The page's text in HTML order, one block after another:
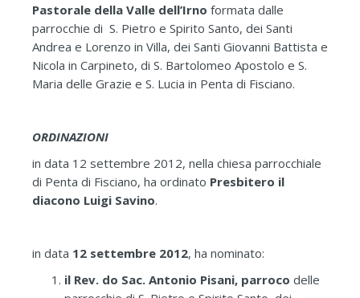
Pastorale della Valle dell’Irno formata dalle
parrocchie di S. Pietro e Spirito Santo, dei Santi
Andrea e Lorenzo in Villa, dei Santi Giovanni Battista e
Nicola in Carpineto, di S. Bartolomeo Apostolo e S.
Maria delle Grazie e S. Lucia in Penta di Fisciano.
ORDINAZIONI
in data 12 settembre 2012, nella chiesa parrocchiale
di Penta di Fisciano, ha ordinato Presbitero il
diacono Luigi Savino.
in data 12 settembre 2012, ha nominato:
il Rev. do Sac. Antonio Pisani, parroco delle